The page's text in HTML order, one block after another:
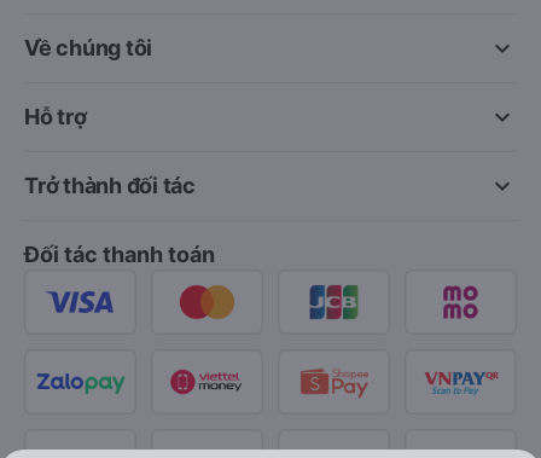
keyboard_arrow_down
Về chúng tôi
keyboard_arrow_down
Hỗ trợ
keyboard_arrow_down
Trở thành đối tác
Đối tác thanh toán